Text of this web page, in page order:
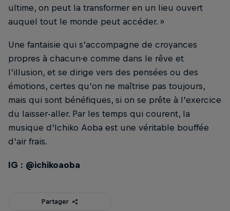
ultime, on peut la transformer en un lieu ouvert
auquel tout le monde peut accéder. »
Une fantaisie qui s’accompagne de croyances
propres à chacun·e comme dans le rêve et
l’illusion, et se dirige vers des pensées ou des
émotions, certes qu’on ne maîtrise pas toujours,
mais qui sont bénéfiques, si on se prête à l’exercice
du laisser-aller. Par les temps qui courent, la
musique d’Ichiko Aoba est une véritable bouffée
d’air frais.
IG : @ichikoaoba
Partager